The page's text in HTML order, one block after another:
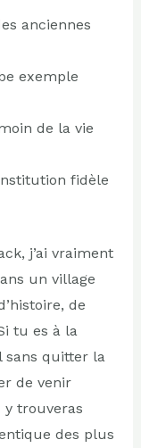
anciennes
exemple
de la vie
fidèle
j’ai vraiment
un village
de
tu es à la
sans quitter la
de venir
trouveras
des plus